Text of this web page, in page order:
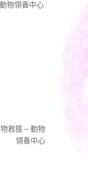
物領養中心
救援 – 動物
領養中心